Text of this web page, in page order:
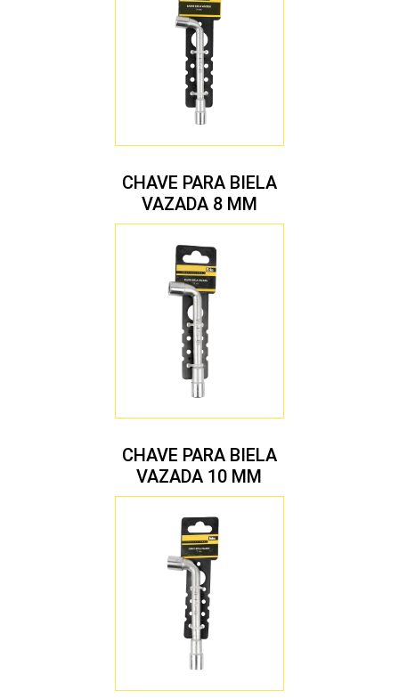
CHAVE PARA BIELA
VAZADA 8 MM
CHAVE PARA BIELA
VAZADA 10 MM